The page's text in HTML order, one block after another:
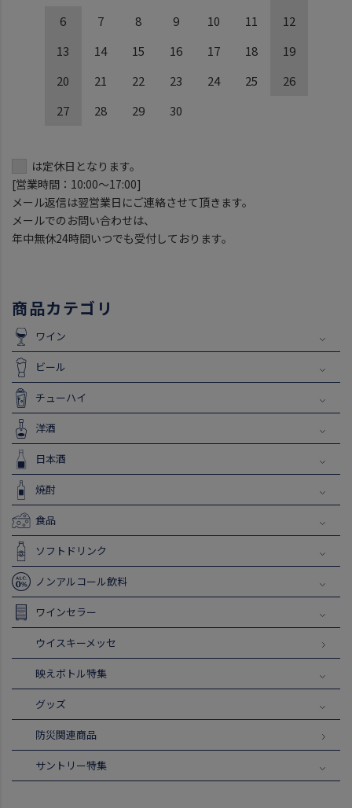
6
7 8 9 10 11
12
13
14 15 16 17 18
19
20
21 22 23 24 25
26
27
28 29 30
は定休日となります。
[営業時間：10:00～17:00]
メール返信は翌営業日にご連絡させて頂きます。
メールでのお問い合わせは、
年中無休24時間いつでも受付しております。
商品カテゴリ
ワイン
ビール
チューハイ
洋酒
日本酒
焼酎
食品
ソフトドリンク
ノンアルコール飲料
ワインセラー
ウイスキーメッセ
映えボトル特集
グッズ
防災関連商品
サントリー特集